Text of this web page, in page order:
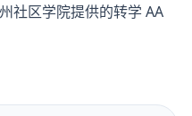
社区学院提供的转学 AA